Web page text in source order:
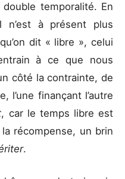
temporalité. En
à présent plus
dit « libre », celui
à ce que nous
côté la contrainte, de
l’une finançant l’autre
, car le temps libre est
récompense, un brin
.